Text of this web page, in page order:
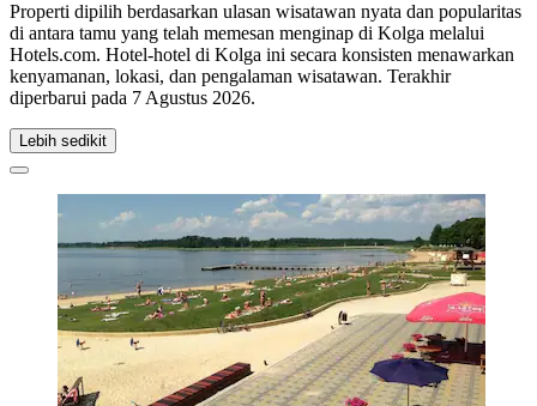
Properti dipilih berdasarkan ulasan wisatawan nyata dan popularitas
di antara tamu yang telah memesan menginap di Kolga melalui
Hotels.com. Hotel-hotel di Kolga ini secara konsisten menawarkan
kenyamanan, lokasi, dan pengalaman wisatawan. Terakhir
diperbarui pada 7 Agustus 2026.
Lebih sedikit